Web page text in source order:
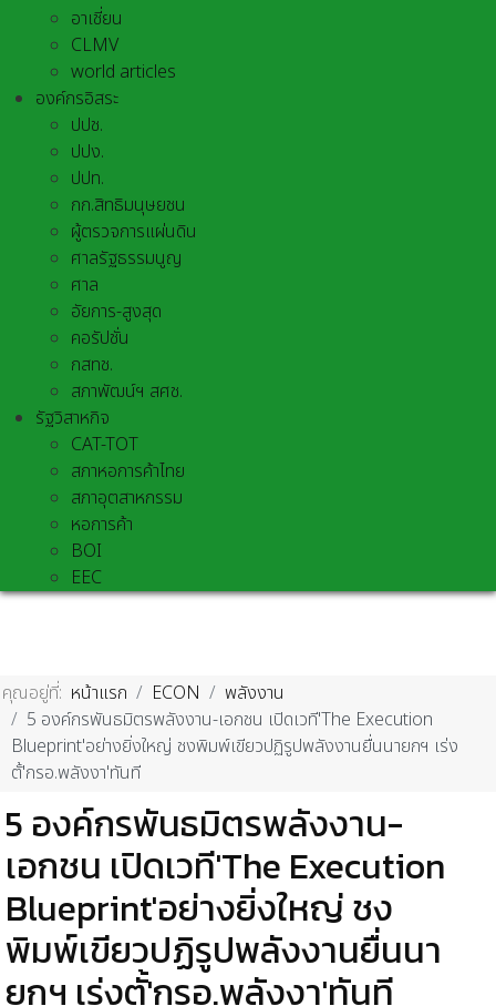
อาเชี่ยน
CLMV
world articles
องค์กรอิสระ
ปปช.
ปปง.
ปปท.
กก.สิทธิมนุษยชน
ผู้ตรวจการแผ่นดิน
ศาลรัฐธรรมนูญ
ศาล
อัยการ-สูงสุด
คอรัปชั่น
กสทช.
สภาพัฒน์ฯ สศช.
รัฐวิสาหกิจ
CAT-TOT
สภาหอการค้าไทย
สภาอุตสาหกรรม
หอการค้า
BOI
EEC
คุณอยู่ที่: หน้าแรก ECON
พลังงาน
5 องค์กรพันธมิตรพลังงาน-เอกชน เปิดเวที'The Execution
Blueprint'อย่างยิ่งใหญ่ ชงพิมพ์เขียวปฏิรูปพลังงานยื่นนายกฯ เร่ง
ตั้'กรอ.พลังงา'ทันที
5 องค์กรพันธมิตรพลังงาน-
เอกชน เปิดเวที'The Execution
Blueprint'อย่างยิ่งใหญ่ ชง
พิมพ์เขียวปฏิรูปพลังงานยื่นนา
ยกฯ เร่งตั้'กรอ.พลังงา'ทันที